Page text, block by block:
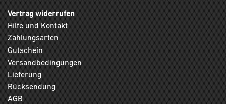
Vertrag widerrufen
Hilfe und Kontakt
Zahlungsarten
Gutschein
Versandbedingungen
Lieferung
Rücksendung
AGB